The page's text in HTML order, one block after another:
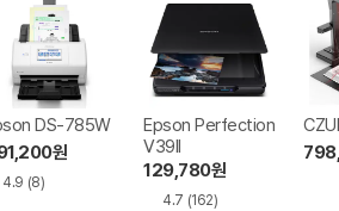
DS-785W
원
4.9 (8)
Epson Perfection
V39II
129,780원
4.7 (162)